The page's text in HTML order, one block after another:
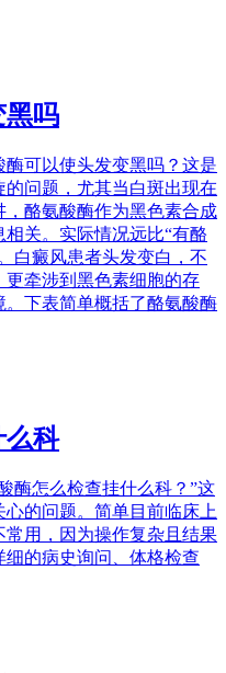
黑吗
可以使头发变黑吗？这是
问题，尤其当白斑出现在
酪氨酸酶作为黑色素合成
关。实际情况远比“有酪
白癜风患者头发变白，不
牵涉到黑色素细胞的存
下表简单概括了酪氨酸酶
么科
酶怎么检查挂什么科？”这
的问题。简单目前临床上
用，因为操作复杂且结果
的病史询问、体格检查